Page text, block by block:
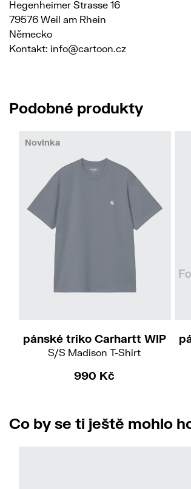
Hegenheimer Strasse 16
79576 Weil am Rhein
Německo
Kontakt: info@cartoon.cz
Podobné produkty
Novinka
pánské triko Carhartt WIP
S/S Madison T-Shirt
990 Kč
Co by se ti ještě mohlo